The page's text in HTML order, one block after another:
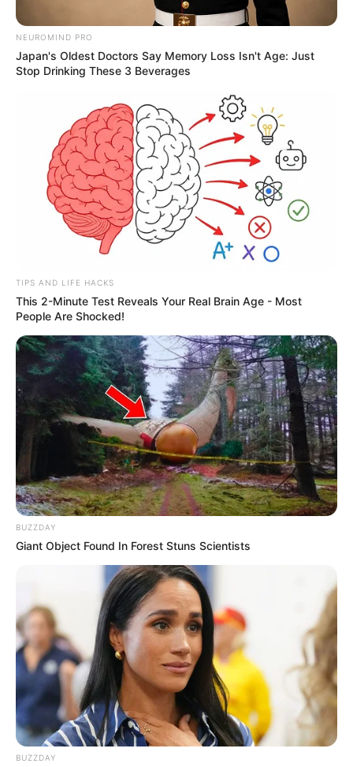
NEUROMIND PRO
Japan's Oldest Doctors Say Memory Loss Isn't Age: Just
Stop Drinking These 3 Beverages
TIPS AND LIFE HACKS
This 2-Minute Test Reveals Your Real Brain Age - Most
People Are Shocked!
BUZZDAY
Giant Object Found In Forest Stuns Scientists
BUZZDAY